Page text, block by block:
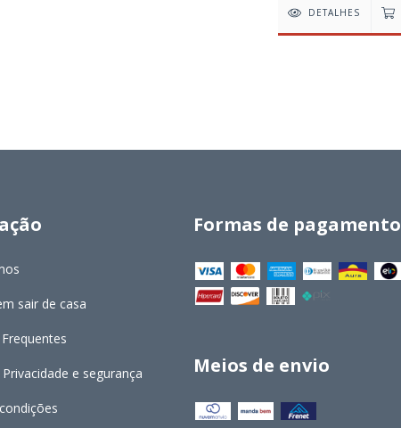
DETALHES
sair de casa
e segurança
Formas de pagamento
Meios de envio